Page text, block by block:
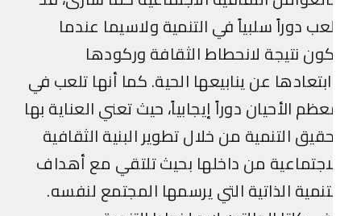
دوراً سلبياً في التنمية ولاسيما عندما
نتيجة لانحطاط الثقافة وركودها
عن ينابيعها الحية. كما أنها تلعب في
الأحيان دوراً إيجابياً، حيث تعني العناية بها
التنمية من خلال تطوير البنية الثقافية
من داخلها بحيث تلتقي مع أهداف
الذاتية التي يرسمها المجتمع لنفسه.